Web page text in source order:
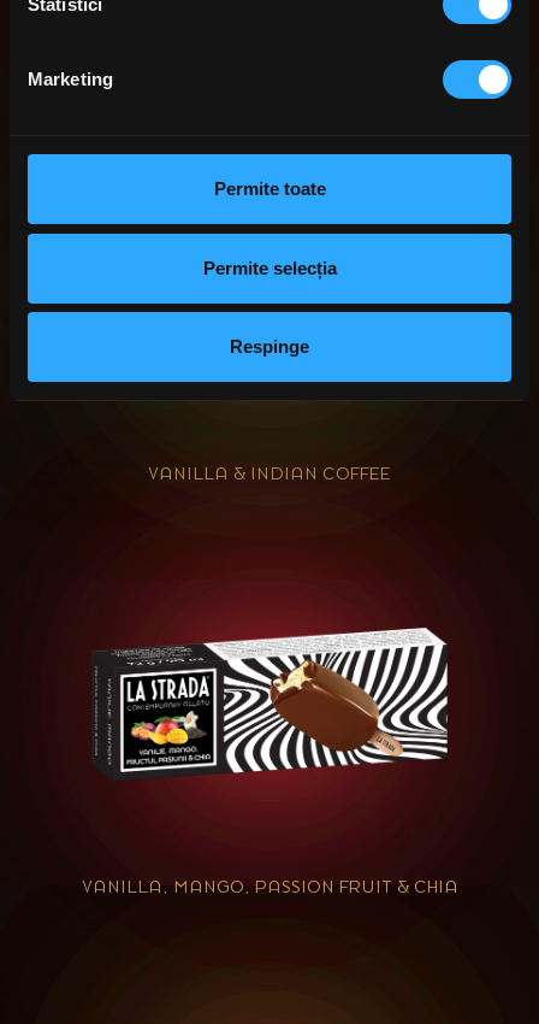
Statistici
Marketing
Permite toate
Permite selecția
Respinge
VANILLA & INDIAN COFFEE
VANILLA, MANGO, PASSION FRUIT & CHIA